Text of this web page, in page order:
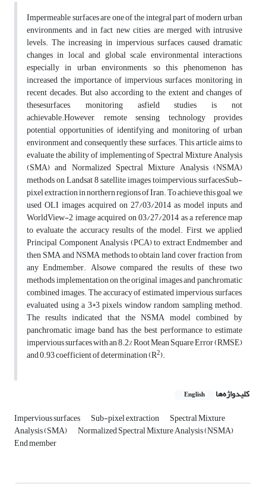
Impermeable surfaces are one of the integral part of modern urban
environments, and in fact new cities are merged with intrusive
levels. The increasing in impervious surfaces caused dramatic
changes in local and global scale environmental interactions,
especially in urban environments, so this phenomenon has
increased the importance of impervious surfaces monitoring in
recent decades. But also according to the extent and changes of
thesesurfaces, monitoring asfield studies is not
achievable.However, remote sensing technology provides
potential opportunities of identifying and monitoring of urban
environment and consequently these surfaces. This article aims to
evaluate the ability of implementing of Spectral Mixture Analysis
(SMA) and Normalized Spectral Mixture Analysis (NSMA)
methods on Landsat 8 satellite images toimpervious surfacesSub-
pixel extraction in northern regions of Iran. To achieve this goal, we
used OLI images acquired on 27/03/2014 as model inputs and
WorldView-2 image acquired on 03/27/2014 as a reference map
to evaluate the accuracy results of the model. First, we applied
Principal Component Analysis (PCA) to extract Endmember and
then SMA and NSMA methods to obtain land cover fraction from
any Endmember. Alsowe compared the results of these two
methods implementation on the original images and panchromatic
combined images. The accuracy of estimated impervious surfaces,
evaluated using a 3*3 pixels window random sampling method.
The results indicated that the NSMA model combined by
panchromatic image band has the best performance to estimate
impervious surfaces with an 8.2% Root Mean Square Error (RMSE)
and 0.93 coefficient of determination (R2).
کلیدواژه‌ها English
Impervious surfaces Sub-pixel extraction Spectral Mixture
Analysis (SMA) Normalized Spectral Mixture Analysis (NSMA)
End member